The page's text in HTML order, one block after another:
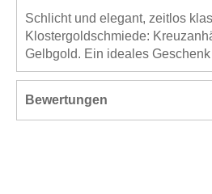
Schlicht und elegant, zeitlos
Klostergoldschmiede:
Gelbgold. Ein ideales
Bewertungen